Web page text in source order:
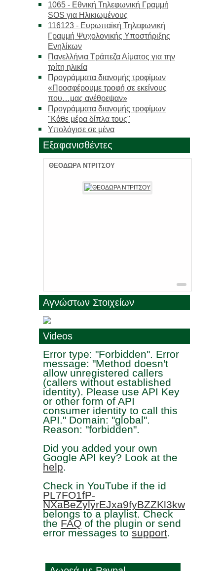
1065 - Εθνική Τηλεφωνική Γραμμή
SOS για Ηλικιωμένους
116123 - Ευρωπαϊκή Τηλεφωνική
Γραμμή Ψυχολογικής Υποστήριξης
Ενηλίκων
Πανελλήνια Τράπεζα Αίματος για την
τρίτη ηλικία
Προγράμματα διανομής τροφίμων
«Προσφέρουμε τροφή σε εκείνους
που…μας ανέθρεψαν»
Προγράμματα διανομής τροφίμων
"Κάθε μέρα δίπλα τους"
Υπολόγισε σε μένα
Εξαφανισθέντες
ΘΕΟΔΩΡΑ ΝΤΡΙΤΣΟΥ
Αγνώστων Στοιχείων
Videos
Error type: "Forbidden". Error
message: "Method doesn't
allow unregistered callers
(callers without established
identity). Please use API Key
or other form of API
consumer identity to call this
API." Domain: "global".
Reason: "forbidden".
Did you added your own
Google API key? Look at the
help.
Check in YouTube if the id
PL7FO1fP-
NXaBeZylyrEJxa9fyBZZKl3kw
belongs to a playlist. Check
the FAQ of the plugin or send
error messages tosupport.